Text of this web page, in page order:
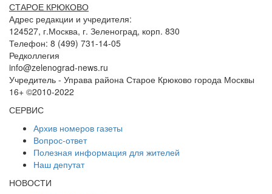
СТАРОЕ КРЮКОВО
Адрес редакции и учредителя:
124527, г.Москва, г. Зеленоград, корп. 830
Телефон: 8 (499) 731-14-05
Редколлегия
info@zelenograd-news.ru
Учредитель - Управа района Старое Крюково города Москвы
16+ ©2010-2022
СЕРВИС
Архив номеров газеты
Вопрос-ответ
Полезная информация для жителей
Наш депутат
НОВОСТИ